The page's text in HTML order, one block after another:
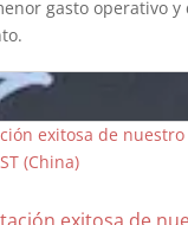
gasto operativo y